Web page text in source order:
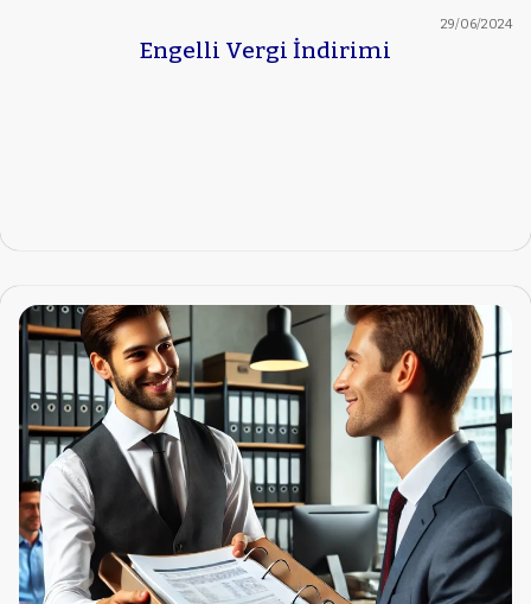
29/06/2024
Engelli Vergi İndirimi